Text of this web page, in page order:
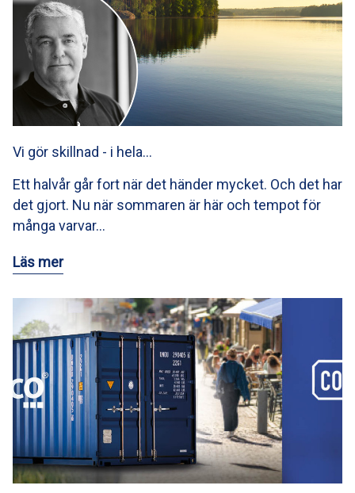
Vi gör skillnad - i hela…
Ett halvår går fort när det händer mycket. Och det har
det gjort. Nu när sommaren är här och tempot för
många varvar…
Läs mer